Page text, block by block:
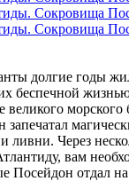
долгие годы
беспечной
Через
вам
Посейдон отдал